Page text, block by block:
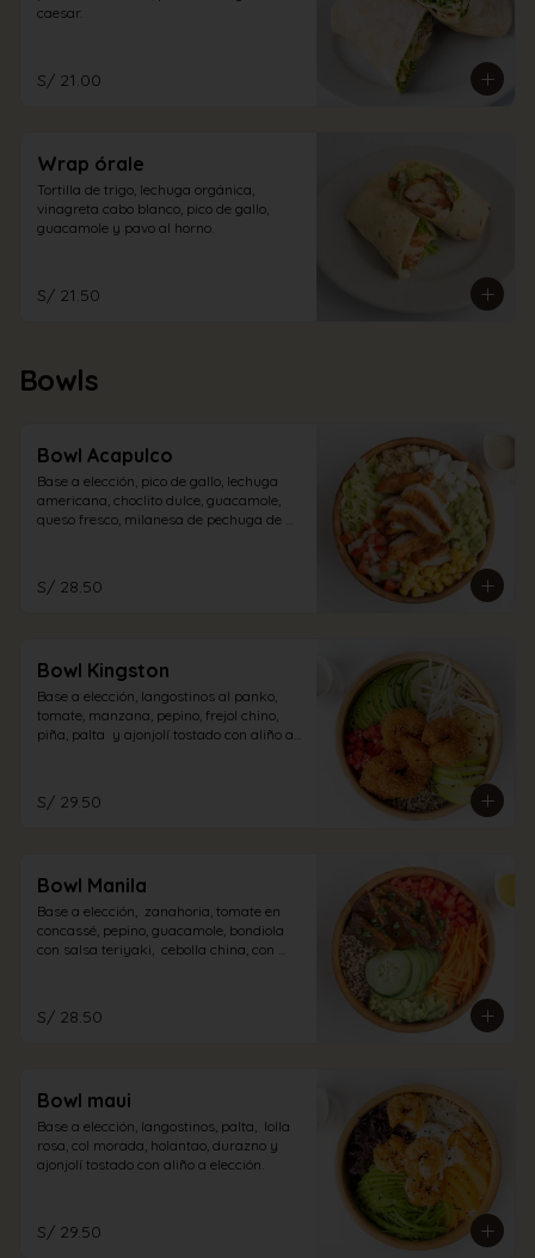
caesar.
S/ 21.00
Wrap órale
Tortilla de trigo, lechuga orgánica,
vinagreta cabo blanco, pico de gallo,
guacamole y pavo al horno.
S/ 21.50
Bowls
Bowl Acapulco
Base a elección, pico de gallo, lechuga
americana, choclito dulce, guacamole,
queso fresco, milanesa de pechuga de
S/ 28.50
Bowl Kingston
Base a elección, langostinos al panko,
tomate, manzana, pepino, frejol chino,
piña, palta  y ajonjolí tostado con aliño a
S/ 29.50
Bowl Manila
Base a elección,  zanahoria, tomate en
concassé, pepino, guacamole, bondiola
con salsa teriyaki,  cebolla china, con
S/ 28.50
Bowl maui
Base a elección, langostinos, palta,  lolla
rosa, col morada, holantao, durazno y
ajonjolí tostado con aliño a elección.
S/ 29.50